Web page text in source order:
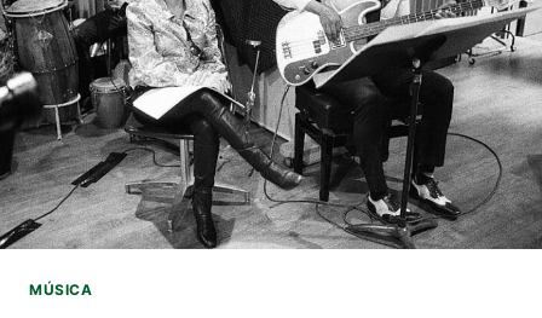
AO
CINEMA
BRITÂNICO
MÚSICA